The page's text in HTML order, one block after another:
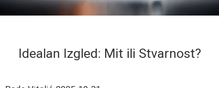
Idealan Izgled: Mit ili Stvarnost?